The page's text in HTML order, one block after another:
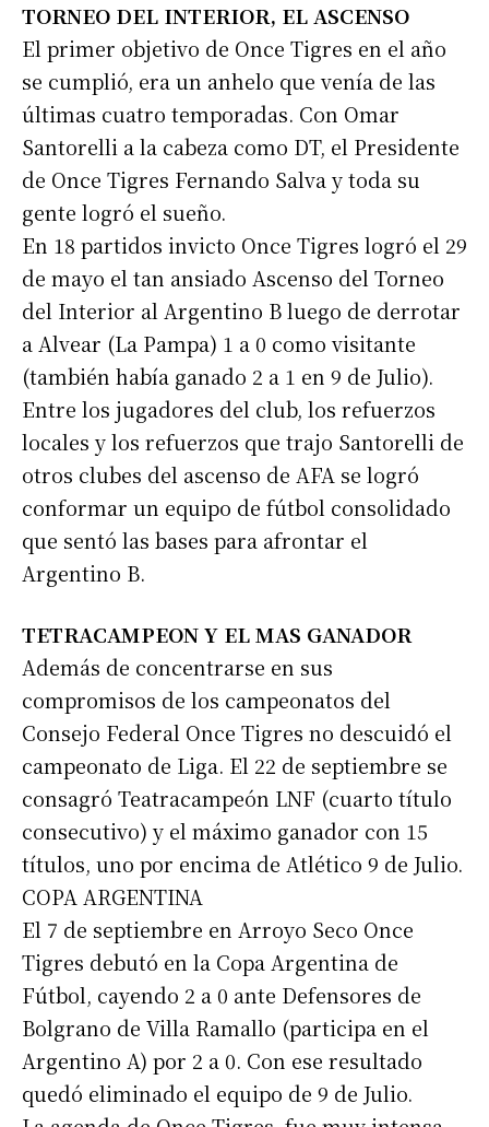
TORNEO DEL INTERIOR, EL ASCENSO
El primer objetivo de Once Tigres en el año
se cumplió, era un anhelo que venía de las
últimas cuatro temporadas. Con Omar
Santorelli a la cabeza como DT, el Presidente
de Once Tigres Fernando Salva y toda su
gente logró el sueño.
En 18 partidos invicto Once Tigres logró el 29
de mayo el tan ansiado Ascenso del Torneo
del Interior al Argentino B luego de derrotar
a Alvear (La Pampa) 1 a 0 como visitante
(también había ganado 2 a 1 en 9 de Julio).
Entre los jugadores del club, los refuerzos
locales y los refuerzos que trajo Santorelli de
otros clubes del ascenso de AFA se logró
conformar un equipo de fútbol consolidado
que sentó las bases para afrontar el
Argentino B.
TETRACAMPEON Y EL MAS GANADOR
Además de concentrarse en sus
compromisos de los campeonatos del
Consejo Federal Once Tigres no descuidó el
campeonato de Liga. El 22 de septiembre se
consagró Teatracampeón LNF (cuarto título
consecutivo) y el máximo ganador con 15
títulos, uno por encima de Atlético 9 de Julio.
COPA ARGENTINA
El 7 de septiembre en Arroyo Seco Once
Tigres debutó en la Copa Argentina de
Fútbol, cayendo 2 a 0 ante Defensores de
Bolgrano de Villa Ramallo (participa en el
Argentino A) por 2 a 0. Con ese resultado
quedó eliminado el equipo de 9 de Julio.